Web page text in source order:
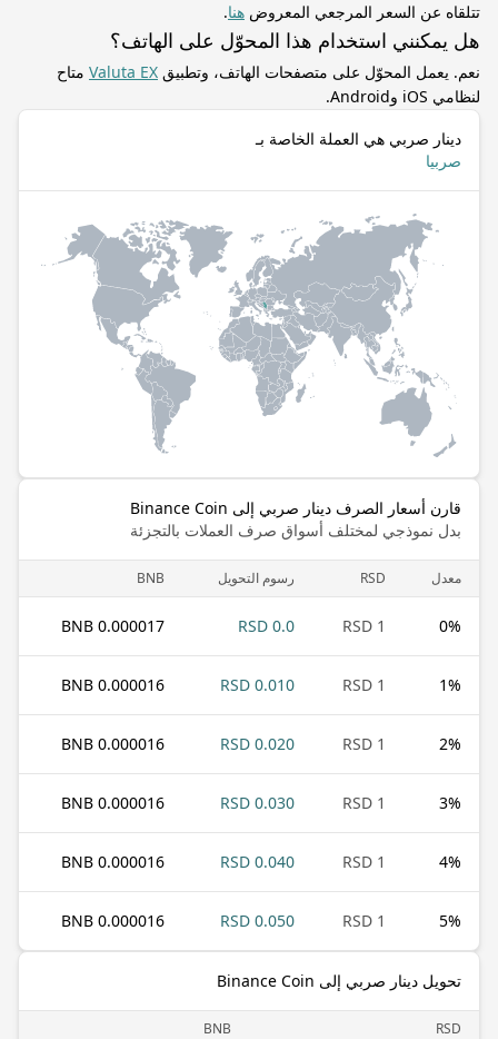
تتلقاه عن السعر المرجعي المعروض هنا.
هل يمكنني استخدام هذا المحوّل على الهاتف؟
نعم. يعمل المحوّل على متصفحات الهاتف، وتطبيق Valuta EX متاح
لنظامي iOS وAndroid.
دينار صربي هي العملة الخاصة بـ
صربيا
قارن أسعار الصرف دينار صربي إلى Binance Coin
بدل نموذجي لمختلف أسواق صرف العملات بالتجزئة
معدل RSD رسوم التحويل BNB
0%
1 RSD
0.0 RSD
0.000017 BNB
1%
1 RSD
0.010 RSD
0.000016 BNB
2%
1 RSD
0.020 RSD
0.000016 BNB
3%
1 RSD
0.030 RSD
0.000016 BNB
4%
1 RSD
0.040 RSD
0.000016 BNB
5%
1 RSD
0.050 RSD
0.000016 BNB
تحويل دينار صربي إلى Binance Coin
RSD
BNB